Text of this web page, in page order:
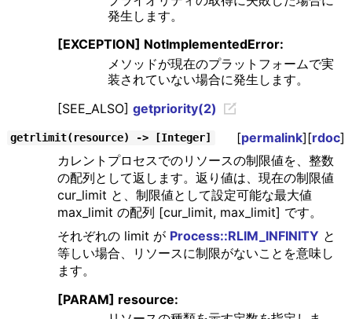
発生します。
[EXCEPTION] NotImplementedError:
メソッドが現在のプラットフォームで実
装されていない場合に発生します。
[SEE_ALSO] getpriority(2)
getrlimit(resource) -> [Integer] [permalink][rdoc]
カレントプロセスでのリソースの制限値を、整数
の配列として返します。返り値は、現在の制限値
cur_limit と、制限値として設定可能な最大値
max_limit の配列 [cur_limit, max_limit] です。
それぞれの limit が Process::RLIM_INFINITY と
等しい場合、リソースに制限がないことを意味し
ます。
[PARAM] resource: